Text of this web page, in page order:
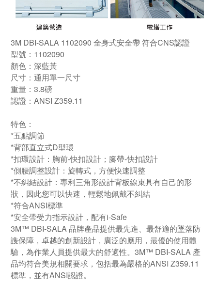
3M DBI-SALA 1102090 全身式安全帶 符合CNS認證
型號：1102090
顏色：深藍黃
尺寸：通用單一尺寸
重量：3.8磅
認證：ANSI Z359.11
特色：
*五點調節
*背部直立式D型環
*扣環設計：胸前-快扣設計；腳帶-快扣設計
*側腰調整設計：旋轉式，方便快速調整
*不糾結設計：專利三角形設計背板線束具有自己的形
狀，因此您可以快速，輕鬆地佩戴不糾結
*符合ANSI標準
*安全帶受力指示設計，配有i-Safe
3M™ DBI-SALA 品牌產品提供最先進、最舒適的墜落防
謢保障，卓越的創新設計，廣泛的應用，最優的使用體
驗，為作業人員提供最大的舒適性。3M™ DBI-SALA 產
品均符合美規相關要求，包括最為嚴格的ANSI Z359.11
標準，並有ANSI認證。